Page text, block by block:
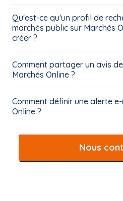
Qu'est-ce qu'un profil de
marchés public sur Marchés
créer ?
Comment partager un avis
Marchés Online ?
Comment définir une alerte
Online ?
Nous